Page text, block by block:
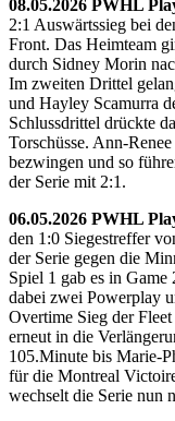
08.05.2026 PWHL
2:1 Auswärtssieg bei
Front. Das Heimteam
durch Sidney Morin
Im zweiten Drittel
und Hayley Scamurra
Schlussdrittel drückte
Torschüsse. Ann-
bezwingen und so
der Serie mit 2:1.
06.05.2026 PWHL
den 1:0 Siegestreffer
der Serie gegen die
Spiel 1 gab es in
dabei zwei Powerplay
Overtime Sieg der
erneut in die
105.Minute bis Marie-
für die Montreal
wechselt die Serie nun